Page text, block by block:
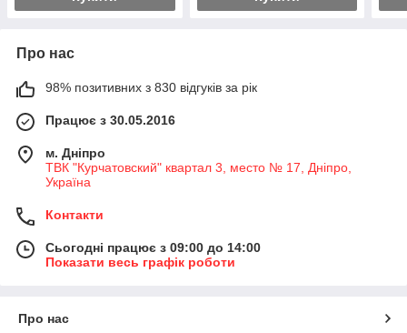
Про нас
98% позитивних з 830 відгуків за рік
Працює з 30.05.2016
м. Дніпро
ТВК "Курчатовский" квартал 3, место № 17, Дніпро,
Україна
Контакти
Сьогодні працює з 09:00 до 14:00
Показати весь графік роботи
Про нас